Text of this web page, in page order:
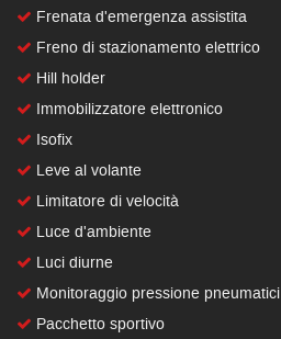
Frenata d'emergenza assistita
Freno di stazionamento elettrico
Hill holder
Immobilizzatore elettronico
Isofix
Leve al volante
Limitatore di velocità
Luce d'ambiente
Luci diurne
Monitoraggio pressione pneumatici
Pacchetto sportivo